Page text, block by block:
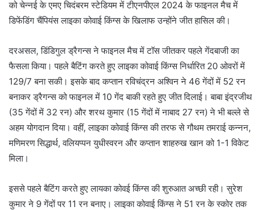
को चेन्नई के एमए चिदंबरम स्टेडियम में टीएनपीएल 2024 के फाइनल मैच में
डिफेंडिंग चैंपियंस लाइका कोवाई किंग्स के खिलाफ उन्होंने जीत हासिल की।
दरअसल, डिंडिगुल ड्रैगन्स ने फाइनल मैच में टॉस जीतकर पहले गेंदबाजी का
फैसला किया। पहले बैटिंग करते हुए लाइका कोवाई किंग्स निर्धारित 20 ओवरों में
129/7 बना सकी। इसके बाद कप्तान रविचंद्रन अश्विन ने 46 गेंदों में 52 रन
बनाकर ड्रैगन्स को फाइनल में 10 गेंद बाकी रहते हुए जीत दिलाई। बाबा इंद्रजीथ
(35 गेंदों में 32 रन) और शरथ कुमार (15 गेंदों में नाबाद 27 रन) ने भी बल्ले से
अहम योगदान दिया। वहीं, लाइका कोवाई किंग्स की तरफ से गौथम तमराई कन्नन,
मणिमरण सिद्धार्थ, वलियप्पन युधीस्वरन और कप्तान शाहरुख खान को 1-1 विकेट
मिला।
इससे पहले बैटिंग करते हुए लायका कोवई किंग्स की शुरुआत अच्छी रही। सुरेश
कुमार ने 9 गेंदों पर 11 रन बनाए। लाइका कोवाई किंग्स ने 51 रन के स्कोर तक